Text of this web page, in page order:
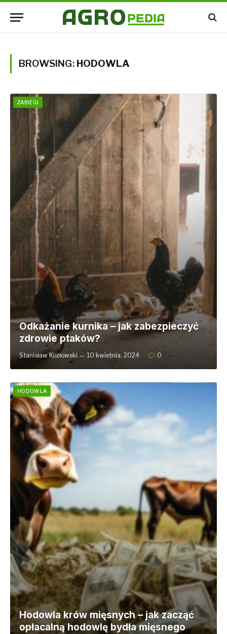
BROWSING: HODOWLA
ZABIEGI
Odkażanie kurnika – jak zabezpieczyć
zdrowie ptaków?
Stanisław Kozłowski 10 kwietnia, 2024 0
HODOWLA
Hodowla krów mięsnych – jak zacząć
opłacalną hodowlę bydła mięsnego